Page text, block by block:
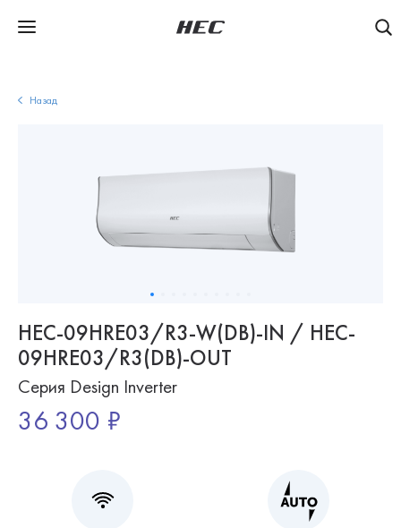
Назад
HEC-09HRE03/R3-W(DB)-IN / HEC-
09HRE03/R3(DB)-OUT
Серия Design Inverter
36 300 ₽